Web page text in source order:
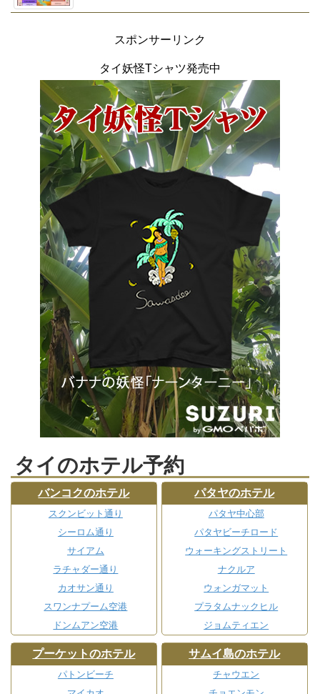
スポンサーリンク
タイ妖怪Tシャツ発売中
タイのホテル予約
バンコクのホテル
スクンビット通り
シーロム通り
サイアム
ラチャダー通り
カオサン通り
スワンナプーム空港
ドンムアン空港
パタヤのホテル
パタヤ中心部
パタヤビーチロード
ウォーキングストリート
ナクルア
ウォンガマット
プラタムナックヒル
ジョムティエン
プーケットのホテル
パトンビーチ
サムイ島のホテル
チャウエン